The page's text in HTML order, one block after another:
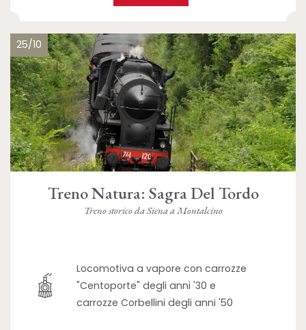
25/10
Treno Natura: Sagra Del Tordo
Treno storico da Siena a Montalcino
Locomotiva a vapore con carrozze
"Centoporte" degli anni '30 e
carrozze Corbellini degli anni '50